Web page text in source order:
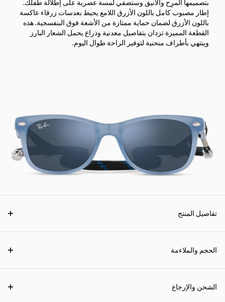
بتصميمها المرِح والأنيق وستضفي لمسة عصرية على إطلالة طفلك.
إطار مصبوب كامل باللون الأزرق اللامع يحيط بعدسات زرقاء عاكسة
باللون الأزرق لضمان حماية ممتازة من الأشعة فوق البنفسجية. هذه
القطعة المميزة تزدان بتفاصيل معدنية وذراع يحمل الشعار البارز
وينتهي بأطراف منحنية لتوفير الراحة طوال اليوم.
تفاصيل المنتج
الحجم والملاءمة
الشحن والإرجاع